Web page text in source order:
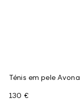
Ténis em pele Avona
130 €